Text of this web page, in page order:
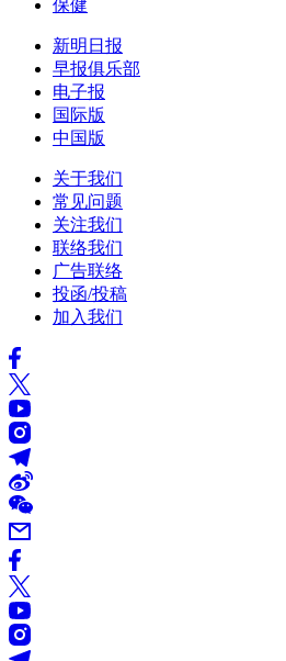
保健
新明日报
早报俱乐部
电子报
国际版
中国版
关于我们
常见问题
关注我们
联络我们
广告联络
投函/投稿
加入我们